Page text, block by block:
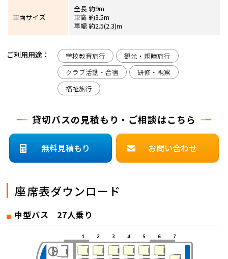
車両サイズ
全長 約9m
車高 約3.5m
車幅 約2.5(2.3)m
ご利用用途： 学校教育旅行
観光・親睦旅行
クラブ活動・合宿
研修・視察
福祉旅行
貸切バスの見積もり・ご相談はこちら
無料見積もり お問い合わせ
座席表ダウンロード
中型バス 27人乗り